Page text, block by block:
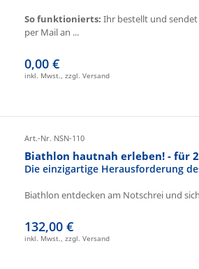
So funktionierts: Ihr bestellt und
per Mail an ...
0,00 €
inkl. Mwst., zzgl. Versand
Art.-Nr. NSN-110
Biathlon hautnah erleben! - für
Die einzigartige Herausforderung
Biathlon entdecken am Notschrei und
132,00 €
inkl. Mwst., zzgl. Versand